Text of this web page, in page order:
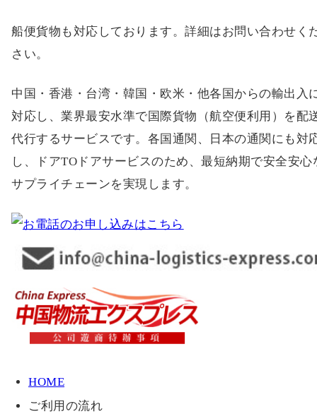
船便貨物も対応しております。詳細はお問い合わせく
さい。
中国・香港・台湾・韓国・欧米・他各国からの輸出入
対応し、業界最安水準で国際貨物（航空便利用）を配
代行するサービスです。各国通関、日本の通関にも対
し、ドアTOドアサービスのため、最短納期で安全安心
サプライチェーンを実現します。
HOME
ご利用の流れ